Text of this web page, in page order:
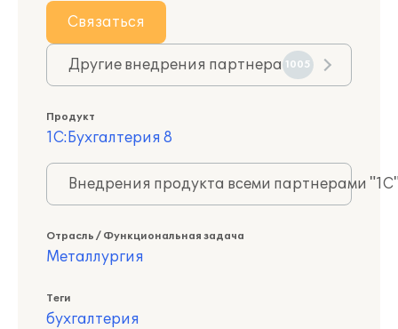
Связаться
Другие внедрения партнера 1005
Продукт
1С:Бухгалтерия 8
Внедрения продукта всеми партнерами
Отрасль / Функциональная задача
Металлургия
Теги
бухгалтерия